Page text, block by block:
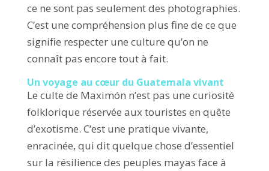
ce ne sont pas seulement des photographies.
C’est une compréhension plus fine de ce que
signifie respecter une culture qu’on ne
connaît pas encore tout à fait.
Un voyage au cœur du Guatemala vivant
Le culte de Maximón n’est pas une curiosité
folklorique réservée aux touristes en quête
d’exotisme. C’est une pratique vivante,
enracinée, qui dit quelque chose d’essentiel
sur la résilience des peuples mayas face à